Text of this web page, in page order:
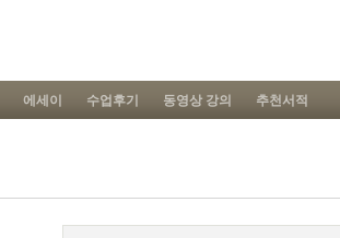
에세이 수업후기 동영상 강의 추천서적